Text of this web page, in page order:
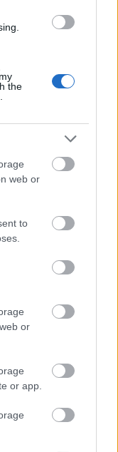
the
web or
to
or
or app.
elképzelés
sokan
idő, egyre
ki a
hogy
fontos
öröklődés
és lelki élet